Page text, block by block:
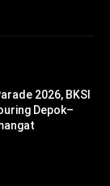
2026, BKSI
Depok–